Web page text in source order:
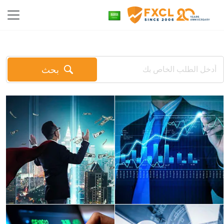
بحث
For beginners